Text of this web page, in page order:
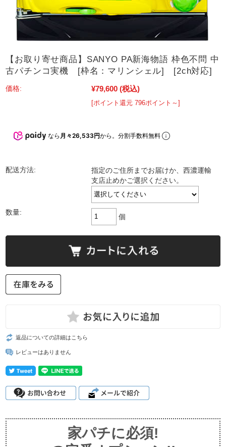
【お取り寄せ商品】SANYO PA新海物語 枠色不問 中
古パチンコ実機 [枠名：マリンシェル] [2ch対応]
価格: ¥79,600 (税込)
[ポイント還元 796ポイント～]
なら 月々26,533円から。分割手数料無料
配送方法:
指定のご住所までお届けか、西濃運輸
支店止めかご選択ください。
数量:
個
返品についての詳細はこちら
レビューはありません
家パチに必須!